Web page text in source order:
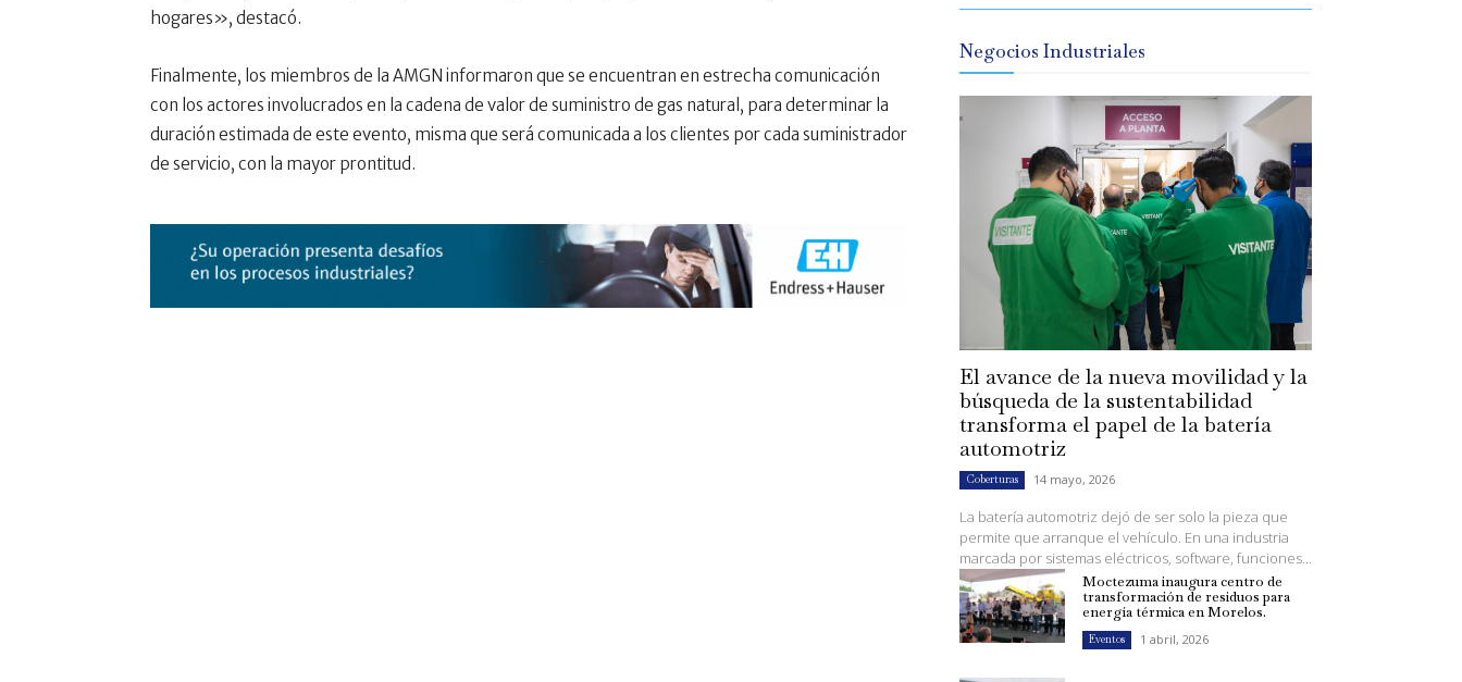
hogares», destacó.
Finalmente, los miembros de la AMGN informaron que se encuentran en estrecha comunicación
con los actores involucrados en la cadena de valor de suministro de gas natural, para determinar la
duración estimada de este evento, misma que será comunicada a los clientes por cada suministrador
de servicio, con la mayor prontitud.
Negocios Industriales
El avance de la nueva movilidad y la
búsqueda de la sustentabilidad
transforma el papel de la batería
automotriz
Coberturas 14 mayo, 2026
La batería automotriz dejó de ser solo la pieza que
permite que arranque el vehículo. En una industria
marcada por sistemas eléctricos, software, funciones...
Moctezuma inaugura centro de
transformación de residuos para
energía térmica en Morelos.
Eventos 1 abril, 2026